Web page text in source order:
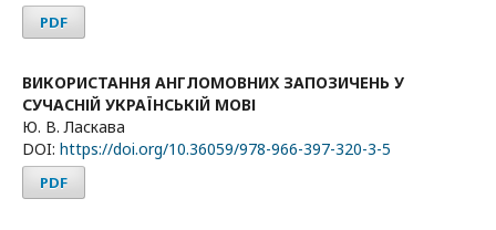
PDF
ВИКОРИСТАННЯ АНГЛОМОВНИХ ЗАПОЗИЧЕНЬ У
СУЧАСНІЙ УКРАЇНСЬКІЙ МОВІ
Ю. В. Ласкава
DOI: https://doi.org/10.36059/978-966-397-320-3-5
PDF